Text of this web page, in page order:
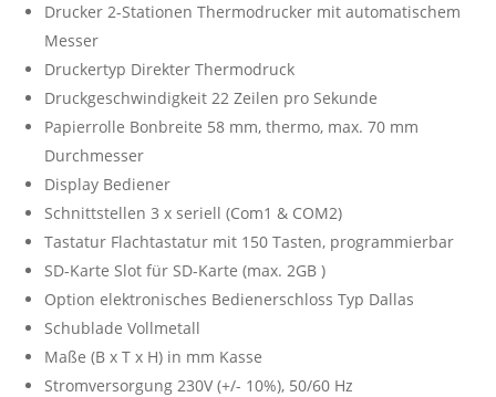
Drucker 2-Stationen Thermodrucker mit automatischem
Messer
Druckertyp Direkter Thermodruck
Druckgeschwindigkeit 22 Zeilen pro Sekunde
Papierrolle Bonbreite 58 mm, thermo, max. 70 mm
Durchmesser
Display Bediener
Schnittstellen 3 x seriell (Com1 & COM2)
Tastatur Flachtastatur mit 150 Tasten, programmierbar
SD-Karte Slot für SD-Karte (max. 2GB )
Option elektronisches Bedienerschloss Typ Dallas
Schublade Vollmetall
Maße (B x T x H) in mm Kasse
Stromversorgung 230V (+/- 10%), 50/60 Hz